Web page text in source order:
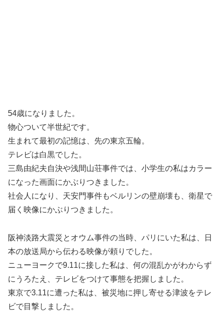
54歳になりました。
物心ついて半世紀です。
生まれて最初の記憶は、先の東京五輪。
テレビは白黒でした。
三島由紀夫自決や浅間山荘事件では、小学生の私はカラー
になった画面にかぶりつきました。
社会人になり、天安門事件もベルリンの壁崩壊も、衛星で
届く映像にかぶりつきました。
阪神淡路大震災とオウム事件の当時、パリにいた私は、日
本の放送局から伝わる映像が頼りでした。
ニューヨークで9.11に接した私は、何の混乱かがわからず
にうろたえ、テレビをつけて事態を把握しました。
東京で3.11に遭った私は、被災地に押し寄せる津波をテレ
ビで目撃しました。